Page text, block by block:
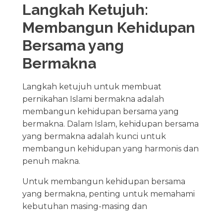
Langkah Ketujuh:
Membangun Kehidupan
Bersama yang
Bermakna
Langkah ketujuh untuk membuat
pernikahan Islami bermakna adalah
membangun kehidupan bersama yang
bermakna. Dalam Islam, kehidupan bersama
yang bermakna adalah kunci untuk
membangun kehidupan yang harmonis dan
penuh makna.
Untuk membangun kehidupan bersama
yang bermakna, penting untuk memahami
kebutuhan masing-masing dan